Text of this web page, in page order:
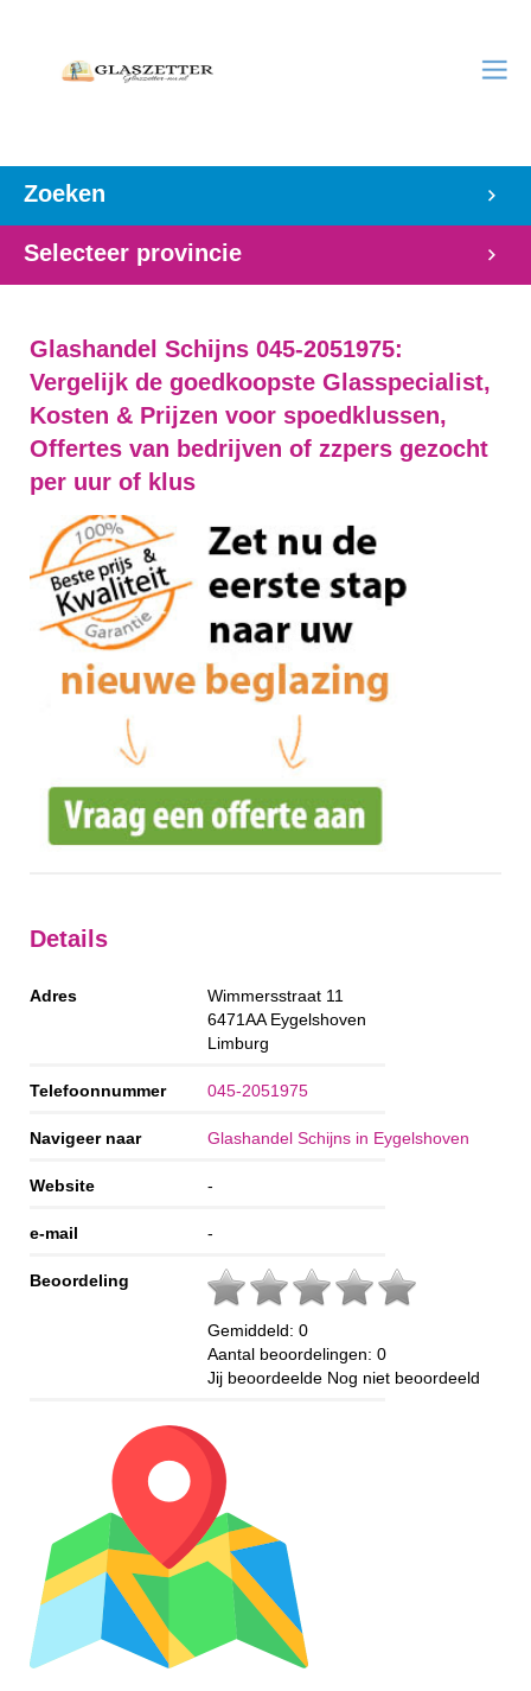
Zoeken
Selecteer provincie
Glashandel Schijns 045-2051975:
Vergelijk de goedkoopste Glasspecialist,
Kosten & Prijzen voor spoedklussen,
Offertes van bedrijven of zzpers gezocht
per uur of klus
Details
Adres
Wimmersstraat 11
6471AA Eygelshoven
Limburg
Telefoonnummer 045-2051975
Navigeer naar Glashandel Schijns in Eygelshoven
Website -
e-mail -
Beoordeling
Gemiddeld: 0
Aantal beoordelingen: 0
Jij beoordeelde Nog niet beoordeeld